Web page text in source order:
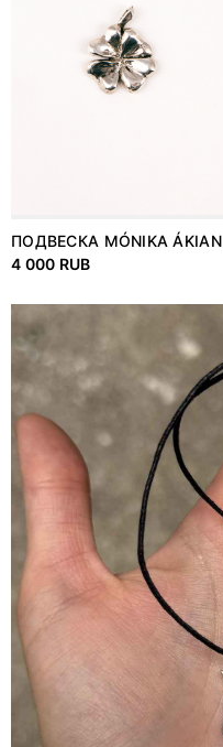
ПОДВЕСКА MÓNIKA ÁKIAN
4 000 RUB